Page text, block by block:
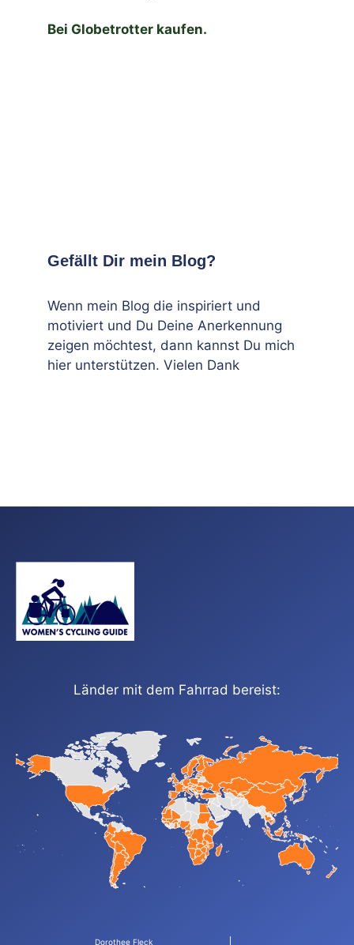
Bei Globetrotter kaufen.
Gefällt Dir mein Blog?
Wenn mein Blog die inspiriert und
motiviert und Du Deine Anerkennung
zeigen möchtest, dann kannst Du mich
hier unterstützen. Vielen Dank
Länder mit dem Fahrrad bereist:
Dorothee Fleck